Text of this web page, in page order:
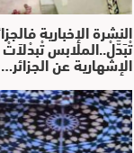
النشرة الإخبارية
تْبَدَّلْ..الملابس
الإشهارية عن الجزائر…